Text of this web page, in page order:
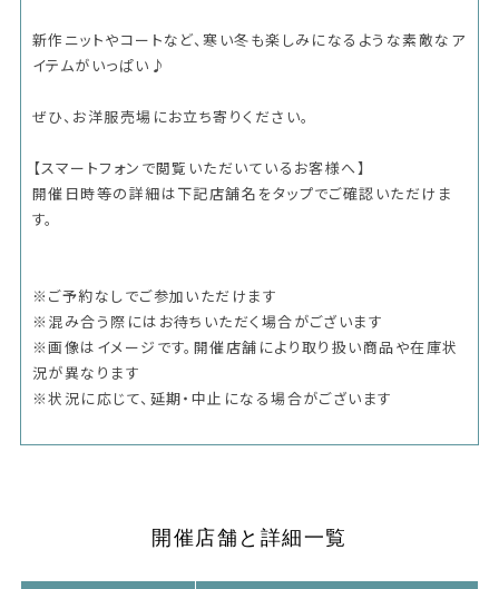
新作ニットやコートなど、寒い冬も楽しみになるような素敵なア
イテムがいっぱい♪
ぜひ、お洋服売場にお立ち寄りください。
【スマートフォンで閲覧いただいているお客様へ】
開催日時等の詳細は下記店舗名をタップでご確認いただけま
す。
※ご予約なしでご参加いただけます
※混み合う際にはお待ちいただく場合がございます
※画像はイメージです。開催店舗により取り扱い商品や在庫状
況が異なります
※状況に応じて、延期・中止になる場合がございます
開催店舗と詳細一覧